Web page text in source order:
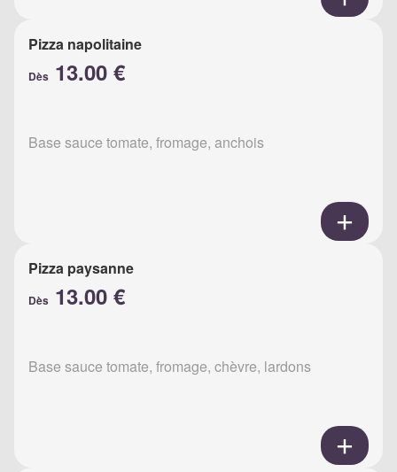
Pizza napolitaine
Dès 13.00 €
Base sauce tomate, fromage, anchois
Pizza paysanne
Dès 13.00 €
Base sauce tomate, fromage, chèvre, lardons